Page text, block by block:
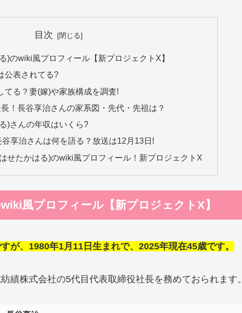
目次
)のwiki風プロフィール【新プロジェクトX】
公表されてる?
てる？妻(嫁)や家族構成を調査!
！長谷享治さんの家系図・先代・先祖は？
)さんの年収はいくら?
享治さんは何を語る？放送は12月13日!
せたかはる)のwiki風プロフィール！新プロジェクトX
風プロフィール【新プロジェクトX】
が、1980年1月11日生まれで、2025年現在45歳です。
績株式会社の5代目代表取締役社長を務めておられます。